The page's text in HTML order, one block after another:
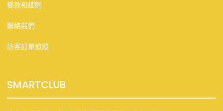
條款和細則
聯絡我們
訪客訂單追蹤
SMARTCLUB